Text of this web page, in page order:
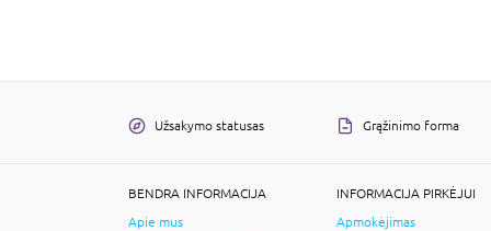
Užsakymo statusas Grąžinimo forma
BENDRA INFORMACIJA
Apie mus
INFORMACIJA PIRKĖJUI
Apmokėjimas